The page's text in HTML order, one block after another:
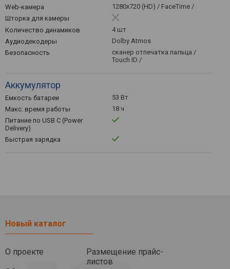
Web-камера
1280x720 (HD) / FaceTime /
Шторка для камеры
Количество динамиков
4 шт
Аудиодекодеры
Dolby Atmos
Безопасность
сканер отпечатка пальца /
Touch ID /
Аккумулятор
Емкость батареи
53 Вт
Макс. время работы
18 ч
Питание по USB C (Power
Delivery)
Быстрая зарядка
Новый каталог
О проекте
Размещение прайс-
листов